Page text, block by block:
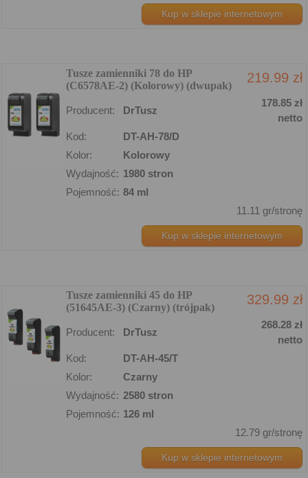
Kup w sklepie internetowym
Tusze zamienniki 78 do HP
(C6578AE-2) (Kolorowy) (dwupak)
219.99 zł
Producent: DrTusz
178.85 zł
netto
Kod:
DT-AH-78/D
Kolor:
Kolorowy
Wydajność: 1980 stron
Pojemność: 84 ml
11.11 gr/stronę
Kup w sklepie internetowym
Tusze zamienniki 45 do HP
(51645AE-3) (Czarny) (trójpak)
329.99 zł
Producent: DrTusz
268.28 zł
netto
Kod:
DT-AH-45/T
Kolor:
Czarny
Wydajność: 2580 stron
Pojemność: 126 ml
12.79 gr/stronę
Kup w sklepie internetowym